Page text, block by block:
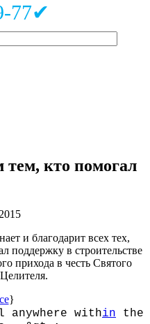
77✔
тем, кто помогал
и благодарит всех тех,
поддержку в строительстве
прихода в честь Святого
}
anywhere within the